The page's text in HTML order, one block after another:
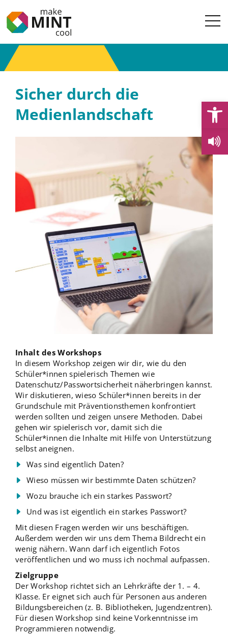
Sicher durch die
Medienlandschaft
Inhalt des Workshops
In diesem Workshop zeigen wir dir, wie du den
Schüler*innen spielerisch Themen wie
Datenschutz/Passwortsicherheit näherbringen kannst.
Wir diskutieren, wieso Schüler*innen bereits in der
Grundschule mit Präventionsthemen konfrontiert
werden sollten und zeigen unsere Methoden. Dabei
gehen wir spielerisch vor, damit sich die
Schüler*innen die Inhalte mit Hilfe von Unterstützung
selbst aneignen.
Was sind eigentlich Daten?
Wieso müssen wir bestimmte Daten schützen?
Wozu brauche ich ein starkes Passwort?
Und was ist eigentlich ein starkes Passwort?
Mit diesen Fragen werden wir uns beschäftigen.
Außerdem werden wir uns dem Thema Bildrecht ein
wenig nähern. Wann darf ich eigentlich Fotos
veröffentlichen und wo muss ich nochmal aufpassen.
Zielgruppe
Der Workshop richtet sich an Lehrkräfte der 1. – 4.
Klasse. Er eignet sich auch für Personen aus anderen
Bildungsbereichen (z. B. Bibliotheken, Jugendzentren).
Für diesen Workshop sind keine Vorkenntnisse im
Programmieren notwendig.